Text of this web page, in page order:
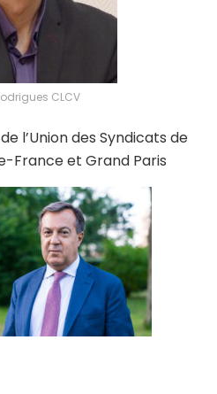
CLCV
l’Union des Syndicats de
France et Grand Paris